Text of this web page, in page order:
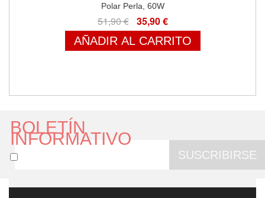
Polar Perla, 60W
51,90 € 35,90 €
AÑADIR AL CARRITO
BOLETÍN
INFORMATIVO
SUSCRIBIRSE